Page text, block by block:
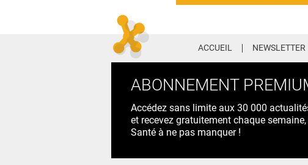
ACCUEIL NEWSLETTER
ABONNEMENT
Accédez sans limite aux 30 000
et recevez gratuitement chaque
Santé à ne pas manquer !